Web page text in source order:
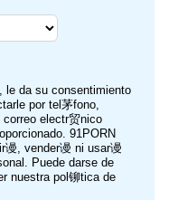
le da su consentimiento
por tel茅fono,
electr贸nico
91PORN
, vender谩 ni usar谩
Puede darse de
nuestra pol铆tica de